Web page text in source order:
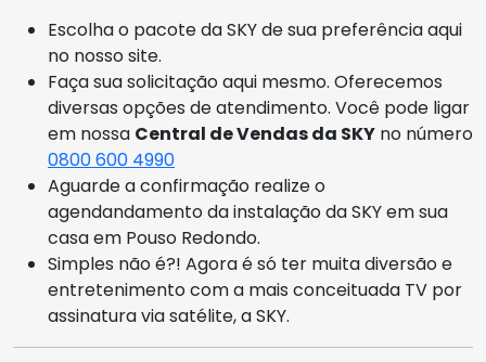
Escolha o pacote da SKY de sua preferência aqui
no nosso site.
Faça sua solicitação aqui mesmo. Oferecemos
diversas opções de atendimento. Você pode ligar
em nossa Central de Vendas da SKY no número
0800 600 4990
Aguarde a confirmação realize o
agendandamento da instalação da SKY em sua
casa em Pouso Redondo.
Simples não é?! Agora é só ter muita diversão e
entretenimento com a mais conceituada TV por
assinatura via satélite, a SKY.